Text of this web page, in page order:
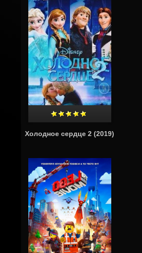
Холодное сердце 2 (2019)